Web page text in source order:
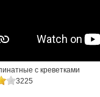
с креветками
3225